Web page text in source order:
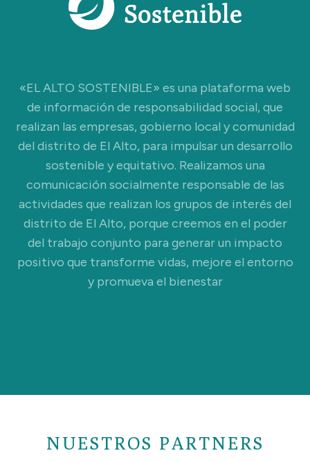
«EL ALTO SOSTENIBLE» es una plataforma web
de información de responsabilidad social, que
realizan las empresas, gobierno local y comunidad
del distrito de El Alto, para impulsar un desarrollo
sostenible y equitativo. Realizamos una
comunicación socialmente responsable de las
actividades que realizan los grupos de interés del
distrito de El Alto, porque creemos en el poder
del trabajo conjunto para generar un impacto
positivo que transforme vidas, mejore el entorno
y promueva el bienestar
NUESTROS PARTNERS